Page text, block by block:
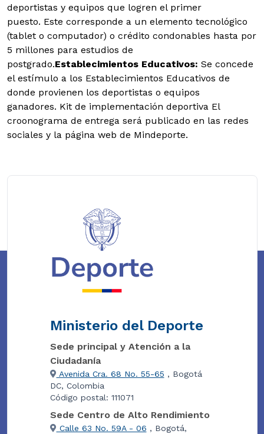
deportistas y equipos que logren el primer
puesto. Este corresponde a un elemento tecnológico
(tablet o computador) o crédito condonables hasta por
5 millones para estudios de
postgrado.Establecimientos Educativos: Se concede
el estímulo a los Establecimientos Educativos de
donde provienen los deportistas o equipos
ganadores. Kit de implementación deportiva El
croonograma de entrega será publicado en las redes
sociales y la página web de Mindeporte.
Ministerio del Deporte
Sede principal y Atención a la
Ciudadanía
Avenida Cra. 68 No. 55-65 , Bogotá
DC, Colombia
Código postal: 111071
Sede Centro de Alto Rendimiento
Calle 63 No. 59A - 06 , Bogotá,